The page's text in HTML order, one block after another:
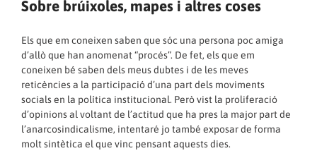
Sobre brúixoles, mapes i altres coses
Els que em coneixen saben que sóc una persona poc amiga
d’allò que han anomenat “procés”. De fet, els que em
coneixen bé saben dels meus dubtes i de les meves
reticències a la participació d’una part dels moviments
socials en la política institucional. Però vist la proliferació
d’opinions al voltant de l’actitud que ha pres la major part de
l’anarcosindicalisme, intentaré jo també exposar de forma
molt sintètica el que vinc pensant aquests dies.